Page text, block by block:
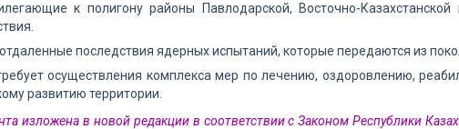
к полигону районы Павлодарской, Восточно-Казахстанской
последствия ядерных испытаний, которые передаются из
осуществления комплекса мер по лечению, оздоровлению,
развитию территории.
изложена в новой редакции в соответствии с Законом Республики